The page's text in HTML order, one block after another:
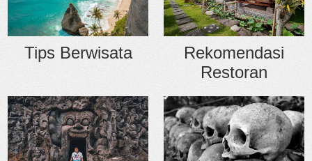
Tips Berwisata
Rekomendasi
Restoran